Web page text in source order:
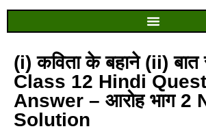
(i) कविता के बहाने (ii) बात
Class 12 Hindi
Answer – आरोह भाग 2
Solution